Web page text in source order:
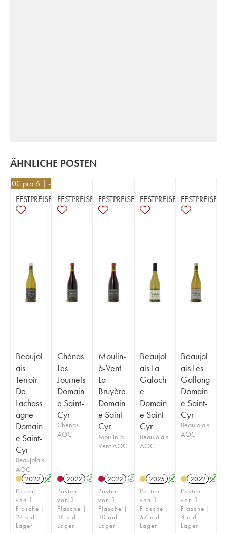
ÄHNLICHE POSTEN
€ pro 6 | -10%
FESTPREISE
Beaujol
ais
Terroir
De
Lachass
agne
Domain
e Saint-
Cyr
Beaujolais
AOC
2022 A
Posten
von 1
Flasche |
24 auf
Lager
FESTPREISE
Chénas
Les
Journets
Domain
e Saint-
Cyr
Chénas
AOC
2022 A
Posten
von 1
Flasche |
18 auf
Lager
FESTPREISE
Moulin-
à-Vent
La
Bruyère
Domain
e Saint-
Cyr
Moulin-à-
Vent AOC
2022 A
Posten
von 1
Flasche |
10 auf
Lager
FESTPREISE
Beaujol
ais La
Galoch
e
Domain
e Saint-
Cyr
Beaujolais
AOC
2025 A
Posten
von 1
Flasche |
57 auf
Lager
FESTPREISE
Beaujol
ais Les
Gallong
Domain
e Saint-
Cyr
Beaujolais
AOC
2022 A
Posten
von 1
Flasche |
4 auf
Lager